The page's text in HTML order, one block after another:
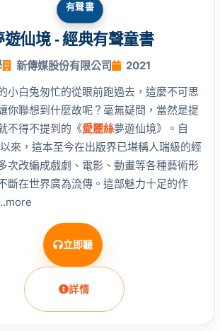
有聲書
遊仙境 - 經典有聲童書
新傳媒股份有限公司
2021
小白兔匆忙的從眼前跑過去，這麼不可思
你聯想到什麼故呢？毫無疑問，當然是提
不得不提到的《愛麗絲夢遊仙境》。自
來，這本至今在出版界已堪稱人瑞級的經
次改編成戲劇、電影、動畫等各種藝術形
斷在世界廣為流傳。這部魅力十足的作
立即聽
詳情